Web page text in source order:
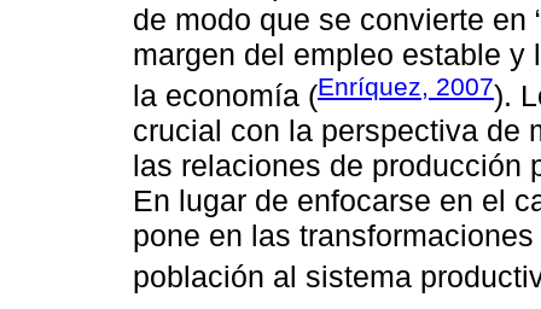
de modo que se convierte en
margen del empleo estable
la economía (Enríquez, 2007).
crucial con la perspectiva de
las relaciones de producción
En lugar de enfocarse en el
pone en las
población al sistema